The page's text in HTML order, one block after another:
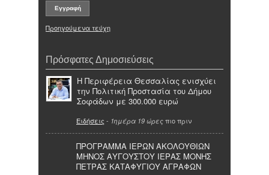
Προηγούμενα τεύχη
Πρόσφατες Δημοσιεύσεις
Η Περιφέρεια Θεσσαλίας ενισχύει
την Πολιτική Προστασία του Δήμου
Σοφάδων με 300.000 ευρώ
Ειδήσεις - 1ημέρα 19 ώρες πιο πριν
ΠΡΟΓΡΑΜΜΑ ΙΕΡΩΝ ΑΚΟΛΟΥΘΙΩΝ
ΜΗΝΟΣ ΑΥΓΟΥΣΤΟΥ ΙΕΡΑΣ ΜΟΝΗΣ
ΠΕΤΡΑΣ ΚΑΤΑΦΥΓΙΟΥ ΑΓΡΑΦΩΝ